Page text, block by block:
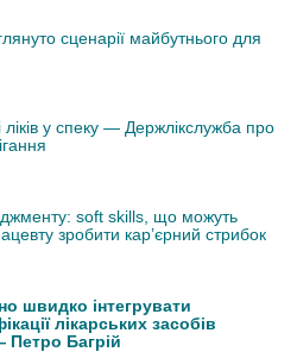
сценарії майбутнього для
у спеку — Держлікслужба про
soft skills, що можуть
зробити кар’єрний стрибок
швидко інтегрувати
лікарських засобів
Багрій